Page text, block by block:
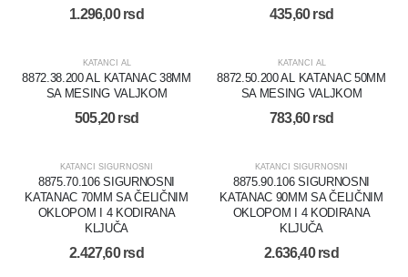
1.296,00rsd 435,60rsd
KATANCI AL
8872.38.200 AL KATANAC 38MM
SA MESING VALJKOM
505,20rsd
KATANCI AL
8872.50.200 AL KATANAC 50MM
SA MESING VALJKOM
783,60rsd
KATANCI SIGURNOSNI
8875.70.106 SIGURNOSNI
KATANAC 70MM SA ČELIČNIM
OKLOPOM I 4 KODIRANA
KLJUČA
2.427,60rsd
KATANCI SIGURNOSNI
8875.90.106 SIGURNOSNI
KATANAC 90MM SA ČELIČNIM
OKLOPOM I 4 KODIRANA
KLJUČA
2.636,40rsd